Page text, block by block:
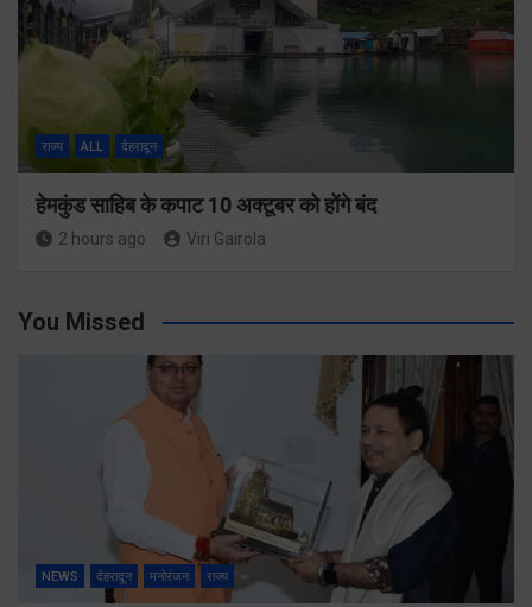
राज्य ALL देहरादून
हेमकुंड साहिब के कपाट 10 अक्टूबर को होंगे बंद
2 hours ago Viri Gairola
You Missed
NEWS देहरादून मनोरंजन राज्य